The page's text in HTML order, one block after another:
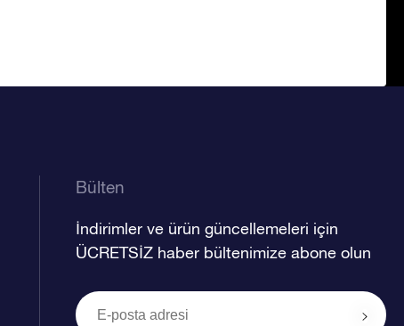
Bülten
İndirimler ve ürün güncellemeleri için
ÜCRETSİZ haber bültenimize abone olun